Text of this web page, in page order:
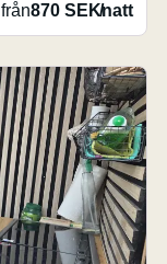
från870 SEK/natt